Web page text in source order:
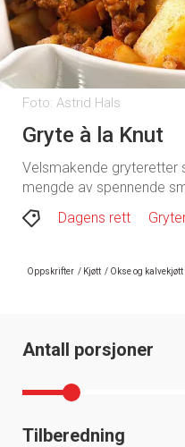
Foto: Astrid Hals
Gryte à la Knut
Velsmakende gryteretter
mengde av spennende
Dagens rett
Oppskrifter / Kjøtt / Okse og kalvekjøtt
Antall porsjoner
Tilberedning